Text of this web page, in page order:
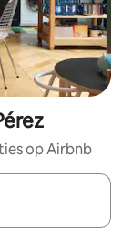
op Airbnb
je een keuze